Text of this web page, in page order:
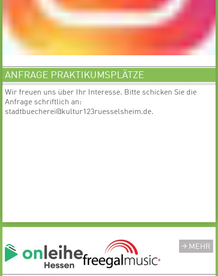
ANFRAGE PRAKTIKUMSPLÄTZE
Wir freuen uns über Ihr Interesse. Bitte schicken Sie die
Anfrage schriftlich an:
stadtbuecherei@kultur123ruesselsheim.de.
MEHR